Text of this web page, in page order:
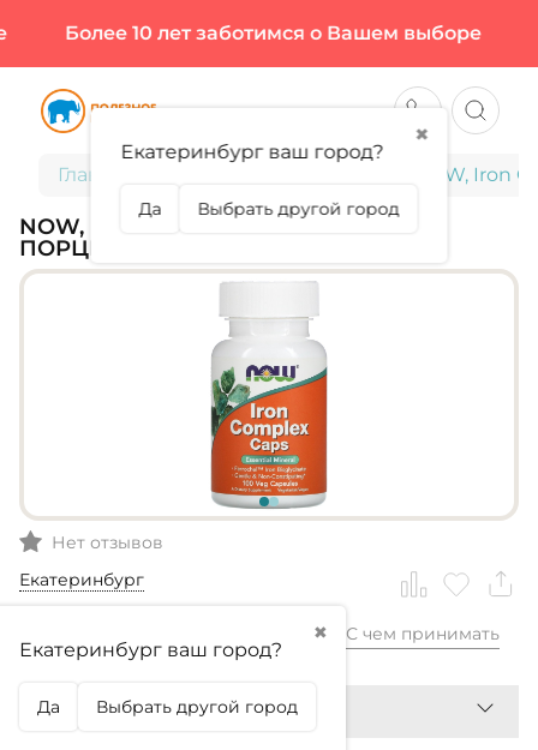
Более 10 лет заботимся о Вашем выборе
Главная NOW, Iron
NOW, IRON COMPLEX, 100 КАПС (100
ПОРЦИЙ)
Нет отзывов
Екатеринбург
✖
Екатеринбург ваш город?
Да Выбрать другой город
1 499,99₽ С чем принимать
✖
Екатеринбург ваш город?
Да Выбрать другой город